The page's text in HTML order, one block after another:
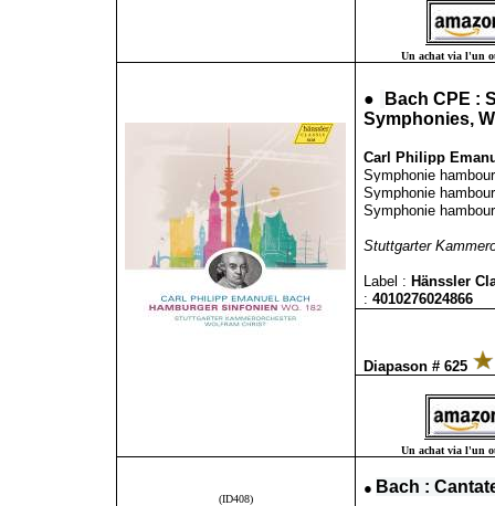
Un achat via l'un
●
Bach CPE :
Symphonies,
Carl Philipp
Symphonie
Symphonie
Symphonie
Stuttgarter
Label : Hänssler
: 4010276024866
Diapason # 625
Un achat via l'un
(ID408)
● Bach :